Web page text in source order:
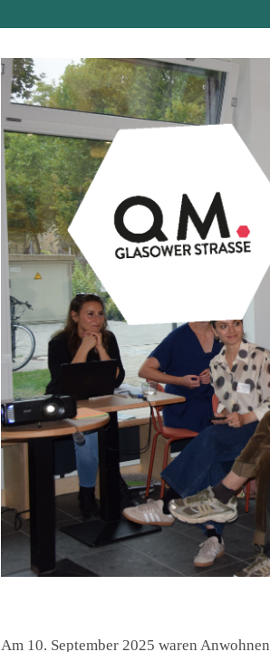
Am 10. September 2025 waren